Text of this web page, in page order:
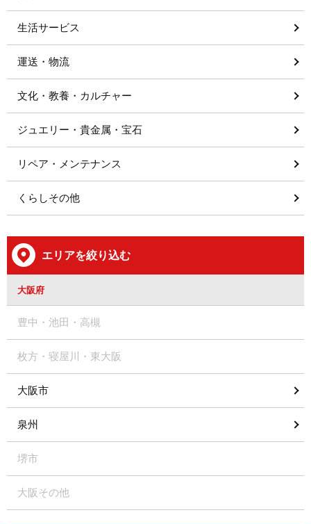
生活サービス
運送・物流
文化・教養・カルチャー
ジュエリー・貴金属・宝石
リペア・メンテナンス
くらしその他
エリアを絞り込む
大阪府
豊中・池田・高槻
枚方・寝屋川・東大阪
大阪市
泉州
堺市
大阪その他